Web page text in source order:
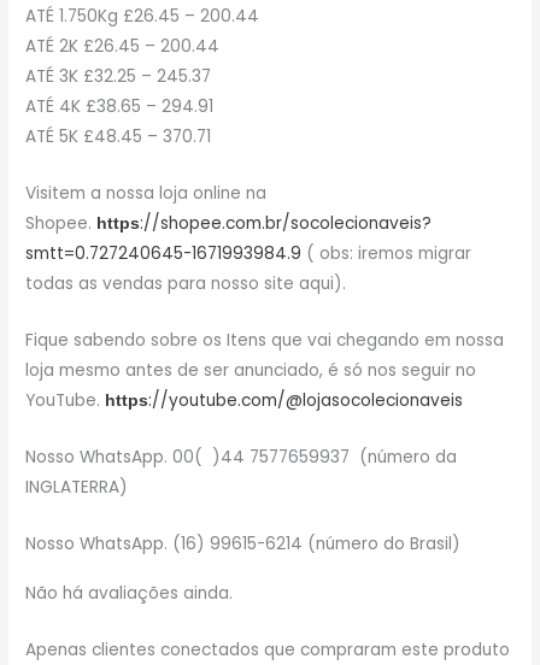
ATÉ 1.750Kg £26.45 – 200.44
ATÉ 2K £26.45 – 200.44
ATÉ 3K £32.25 – 245.37
ATÉ 4K £38.65 – 294.91
ATÉ 5K £48.45 – 370.71
Visitem a nossa loja online na
Shopee. https://shopee.com.br/socolecionaveis?
smtt=0.727240645-1671993984.9 ( obs: iremos migrar
todas as vendas para nosso site aqui).
Fique sabendo sobre os Itens que vai chegando em nossa
loja mesmo antes de ser anunciado, é só nos seguir no
YouTube. https://youtube.com/@lojasocolecionaveis
Nosso WhatsApp. 00( )44 7577659937 (número da
INGLATERRA)
Nosso WhatsApp. (16) 99615-6214 (número do Brasil)
Não há avaliações ainda.
Apenas clientes conectados que compraram este produto